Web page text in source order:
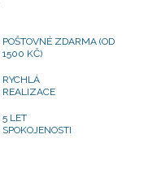
POŠTOVNÉ ZDARMA (OD
1500 KČ)
RYCHLÁ
REALIZACE
5 LET
SPOKOJENOSTI